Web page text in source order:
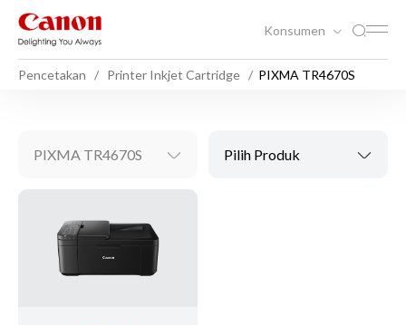
Konsumen
Pencetakan Printer Inkjet Cartridge PIXMA TR4670S
PIXMA TR4670S Pilih Produk